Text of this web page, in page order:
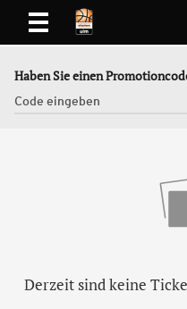
Haben Sie einen
Derzeit sind keine